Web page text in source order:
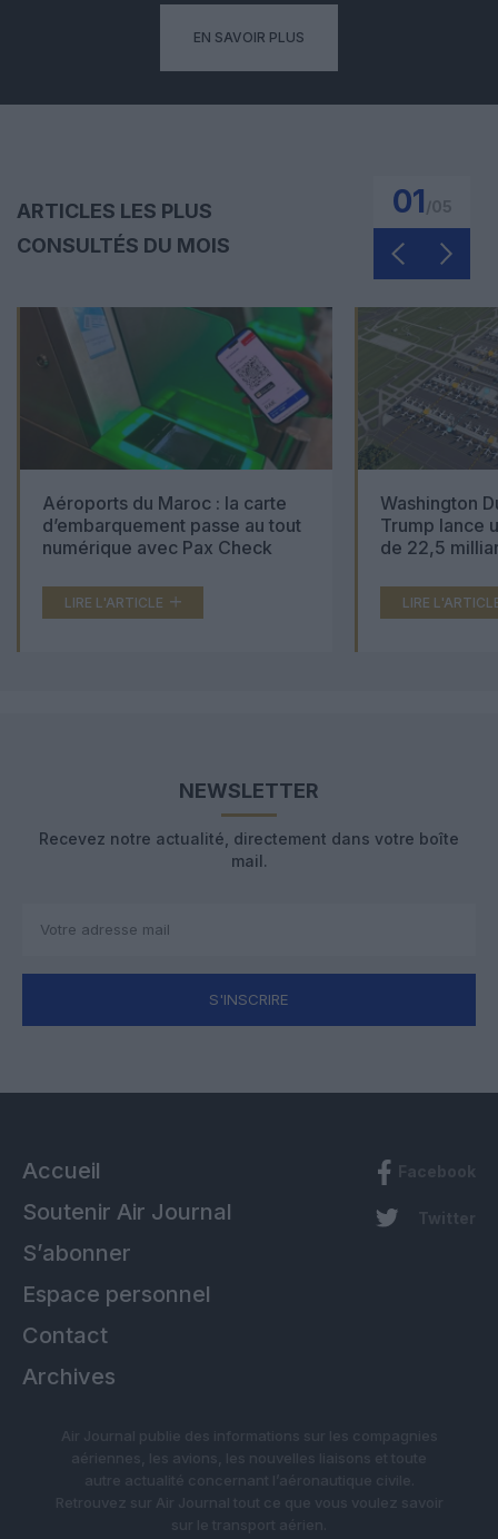
EN SAVOIR PLUS
ARTICLES LES PLUS
CONSULTÉS DU MOIS
01
Aéroports du Maroc : la carte
d’embarquement passe au tout
numérique avec Pax Check
LIRE L'ARTICLE
Washington
Trump lance
de 22,5
LIRE
NEWSLETTER
Recevez notre actualité, directement dans votre boîte
mail.
S'INSCRIRE
Accueil
Soutenir Air Journal
S’abonner
Espace personnel
Contact
Archives